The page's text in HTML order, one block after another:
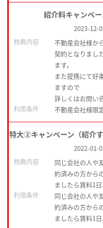
紹介料キャンペー
2023-12-
特典内容
不動産会社様か
契約となりまし
ます。
また提携にて好
ますので
詳しくはお問い
利用条件
不動産会社様限
特大②キャンペーン（紹介
2022-01-
特典内容
同じ会社の人や
約済みの方から
ましたら賃料1
利用条件
同じ会社の人や
約済みの方から
ましたら賃料1